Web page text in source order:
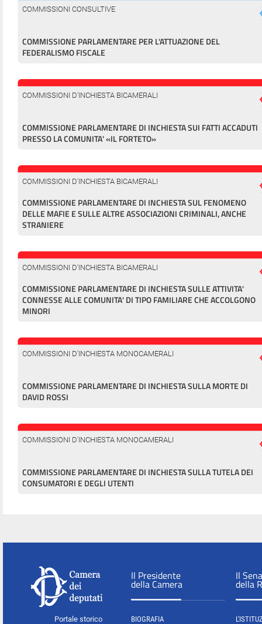
COMMISSIONI CONSULTIVE
COMMISSIONE PARLAMENTARE PER L'ATTUAZIONE DEL
FEDERALISMO FISCALE
COMMISSIONI D'INCHIESTA BICAMERALI
COMMISSIONE PARLAMENTARE DI INCHIESTA SUI FATTI ACCADUTI
PRESSO LA COMUNITA' «IL FORTETO»
COMMISSIONI D'INCHIESTA BICAMERALI
COMMISSIONE PARLAMENTARE DI INCHIESTA SUL FENOMENO
DELLE MAFIE E SULLE ALTRE ASSOCIAZIONI CRIMINALI, ANCHE
STRANIERE
COMMISSIONI D'INCHIESTA BICAMERALI
COMMISSIONE PARLAMENTARE DI INCHIESTA SULLE ATTIVITA'
CONNESSE ALLE COMUNITA' DI TIPO FAMILIARE CHE ACCOLGONO
MINORI
COMMISSIONI D'INCHIESTA MONOCAMERALI
COMMISSIONE PARLAMENTARE DI INCHIESTA SULLA MORTE DI
DAVID ROSSI
COMMISSIONI D'INCHIESTA MONOCAMERALI
COMMISSIONE PARLAMENTARE DI INCHIESTA SULLA TUTELA DEI
CONSUMATORI E DEGLI UTENTI
Portale storico
Il Presidente
della Camera
BIOGRAFIA
Il
della